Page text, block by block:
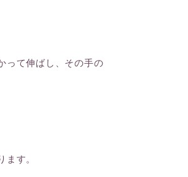
って伸ばし、その手の
す。